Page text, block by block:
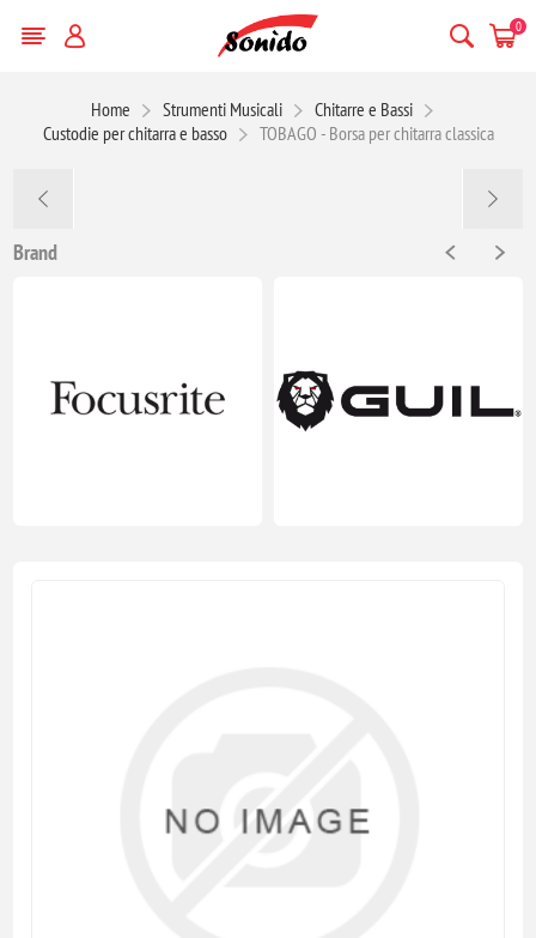
0
Home Strumenti Musicali
Chitarre e Bassi
Custodie per chitarra e basso
TOBAGO - Borsa per chitarra classica
Brand